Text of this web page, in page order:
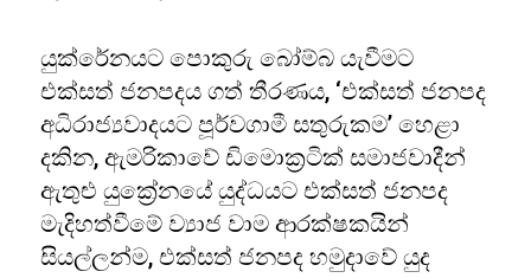
යුක්රේනයට පොකුරු බෝම්බ යැවීමට
එක්සත් ජනපදය ගත් තීරණය, ‘එක්සත් ජනපද
අධිරාජ්‍යවාදයට පූර්වගාමී සතුරුකම’ හෙළා
දකින, ඇමරිකාවේ ඩිමොක්‍රටික් සමාජවාදීන්
ඇතුළු යුක්‍රේනයේ යුද්ධයට එක්සත් ජනපද
මැදිහත්වීමේ ව්‍යාජ වාම ආරක්ෂකයින්
සියල්ලන්ම, එක්සත් ජනපද හමුදාවේ යුද